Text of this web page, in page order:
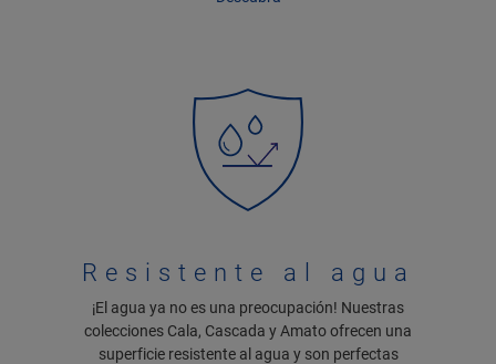
Resistente al agua
¡El agua ya no es una preocupación! Nuestras
colecciones Cala, Cascada y Amato ofrecen una
superficie resistente al agua y son perfectas